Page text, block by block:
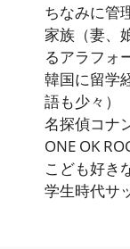
ちなみに管
家族（妻、
るアラフォ
韓国に留学
語も少々）
名探偵コナ
ONE OK
こども好き
学生時代サ